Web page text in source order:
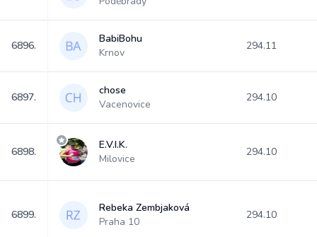
6896.
BabiBohu
Krnov
294.11
6897.
chose
Vacenovice
294.10
6898.
E.V.I.K.
Milovice
294.10
6899.
Rebeka Zembjaková
Praha 10
294.10